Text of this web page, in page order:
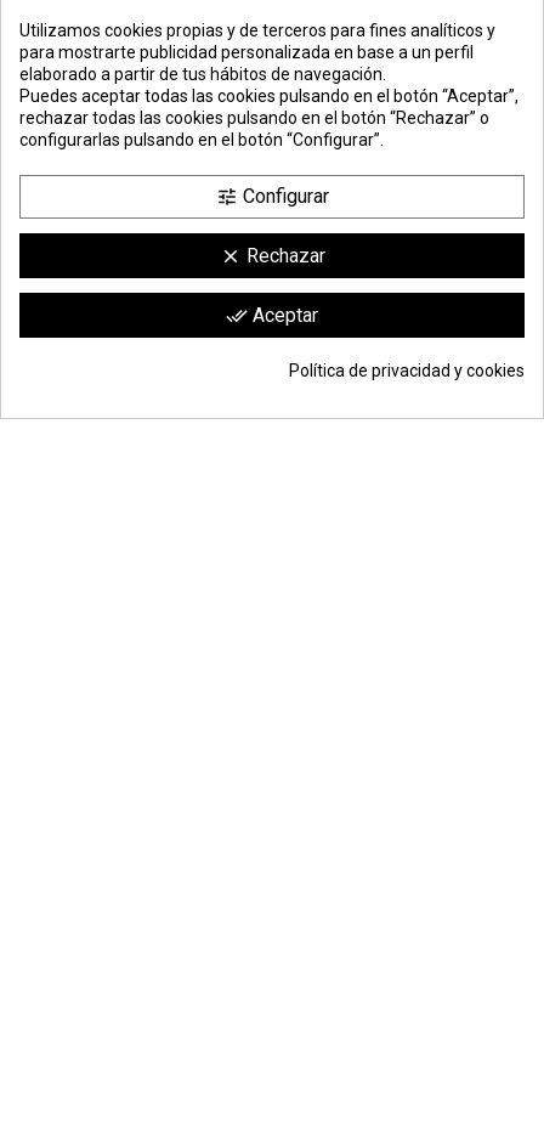
Añadir a la cesta *39,97 €
PREMIOS
METODOS
DE PAGO
ENVÍO
COMERCIO
SEGURO
clic aquí para mostrar el certificado.
Utilizamos cookies propias y de terceros para fines analíticos y
para mostrarte publicidad personalizada en base a un perfil
elaborado a partir de tus hábitos de navegación.
Puedes aceptar todas las cookies pulsando en el botón “Aceptar”,
rechazar todas las cookies pulsando en el botón “Rechazar” o
configurarlas pulsando en el botón “Configurar”.
tune Configurar
clear Rechazar
done_all Aceptar
Política de privacidad y cookies